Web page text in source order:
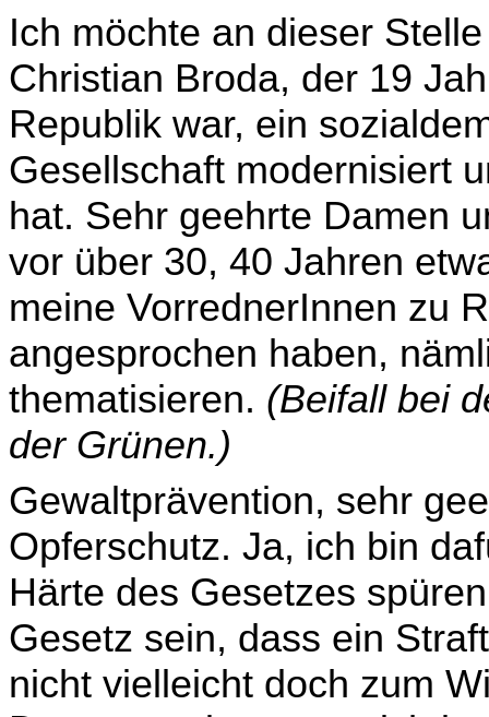
Ich möchte an dieser
Christian Broda, der 19
Republik war, ein
Gesellschaft modernisiert
hat. Sehr geehrte Damen
vor über 30, 40 Jahren
meine VorrednerInnen zu
angesprochen haben,
thematisieren. (Beifall bei
der Grünen.)
Gewaltprävention, sehr
Opferschutz. Ja, ich bin
Härte des Gesetzes
Gesetz sein, dass ein
nicht vielleicht doch zum